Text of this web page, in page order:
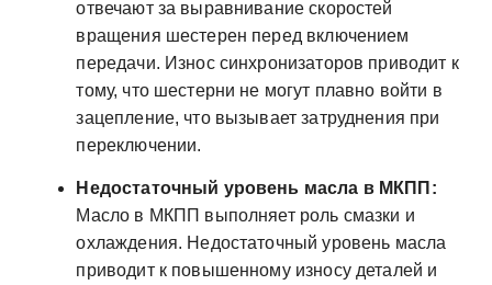
отвечают за выравнивание скоростей
вращения шестерен перед включением
передачи. Износ синхронизаторов приводит к
тому, что шестерни не могут плавно войти в
зацепление, что вызывает затруднения при
переключении.
Недостаточный уровень масла в МКПП:
Масло в МКПП выполняет роль смазки и
охлаждения. Недостаточный уровень масла
приводит к повышенному износу деталей и